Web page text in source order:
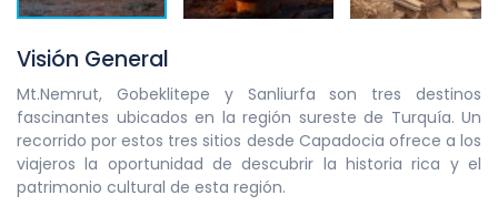
Visión General
Mt.Nemrut, Gobeklitepe y Sanliurfa son tres destinos
fascinantes ubicados en la región sureste de Turquía. Un
recorrido por estos tres sitios desde Capadocia ofrece a los
viajeros la oportunidad de descubrir la historia rica y el
patrimonio cultural de esta región.